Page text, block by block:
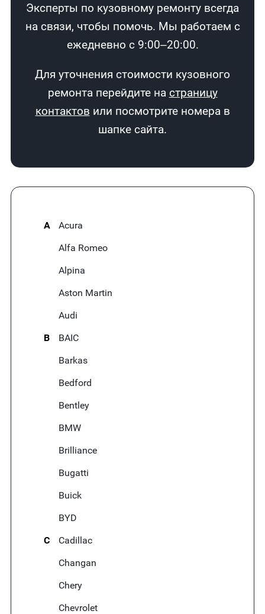
Эксперты по кузовному ремонту всегда
на связи, чтобы помочь. Мы работаем с
ежедневно с 9:00–20:00.
Для уточнения стоимости кузовного
ремонта перейдите на страницу
контактов или посмотрите номера в
шапке сайта.
A
Acura
Alfa Romeo
Alpina
Aston Martin
Audi
B
BAIC
Barkas
Bedford
Bentley
BMW
Brilliance
Bugatti
Buick
BYD
C
Cadillac
Changan
Chery
Chevrolet